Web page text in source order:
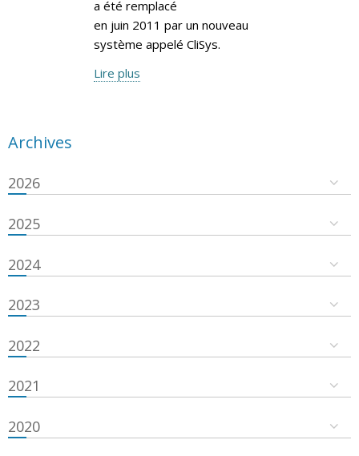
a été remplacé
en juin 2011 par un nouveau
système appelé CliSys.
Lire plus
Archives
2026
2025
2024
2023
2022
2021
2020